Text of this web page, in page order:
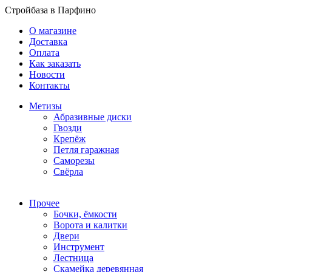
Стройбаза в Парфино
О магазине
Доставка
Оплата
Как заказать
Новости
Контакты
Метизы
Абразивные диски
Гвозди
Крепёж
Петля гаражная
Саморезы
Свёрла
Прочее
Бочки, ёмкости
Ворота и калитки
Двери
Инструмент
Лестница
Скамейка деревянная